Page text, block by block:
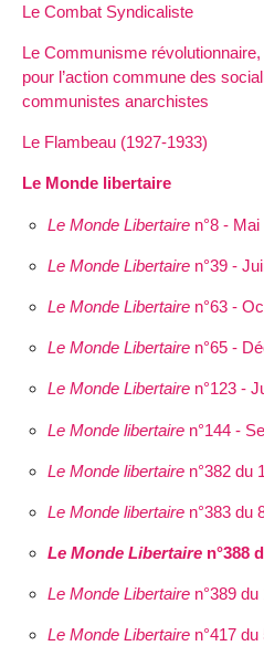
Le Combat Syndicaliste
Le Communisme
pour l’action commune des
communistes anarchistes
Le Flambeau (1927-1933)
Le Monde libertaire
Le Monde Libertairen°8 - Mai
Le Monde Libertairen°39 -
Le Monde Libertairen°63 -
Le Monde Libertairen°65 -
Le Monde Libertairen°123 -
Le Monde libertairen°144 -
Le Monde libertairen°382 du 1
Le Monde libertairen°383 du
Le Monde Libertairen°388
Le Monde Libertairen°389 du
Le Monde Libertairen°417 du